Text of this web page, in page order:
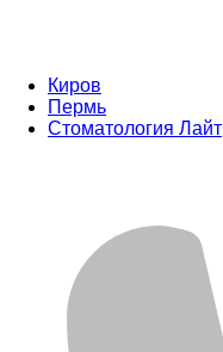
Киров
Пермь
Стоматология Лайт